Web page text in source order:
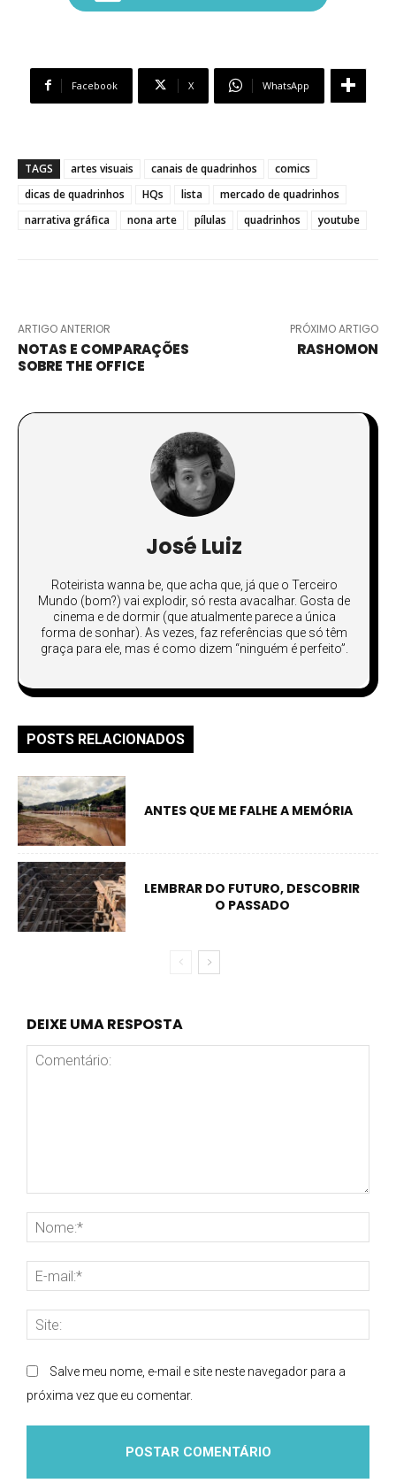
Facebook X WhatsApp
TAGS artes visuais canais de quadrinhos
comics
dicas de quadrinhos
HQs lista
mercado de quadrinhos
narrativa gráfica
nona arte pílulas quadrinhos youtube
ARTIGO ANTERIOR
NOTAS E COMPARAÇÕES
SOBRE THE OFFICE
PRÓXIMO ARTIGO
RASHOMON
José Luiz
Roteirista wanna be, que acha que, já que o Terceiro
Mundo (bom?) vai explodir, só resta avacalhar. Gosta de
cinema e de dormir (que atualmente parece a única
forma de sonhar). As vezes, faz referências que só têm
graça para ele, mas é como dizem “ninguém é perfeito”.
POSTS RELACIONADOS
ANTES QUE ME FALHE A MEMÓRIA
LEMBRAR DO FUTURO, DESCOBRIR
O PASSADO
DEIXE UMA RESPOSTA
Salve meu nome, e-mail e site neste navegador para a
próxima vez que eu comentar.